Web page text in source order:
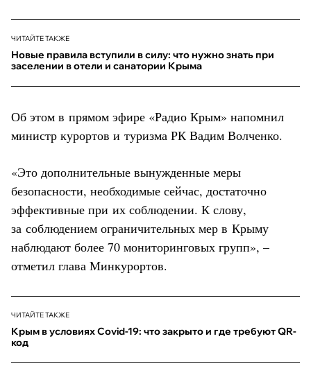
ЧИТАЙТЕ ТАКЖЕ
Новые правила вступили в силу: что нужно знать при
заселении в отели и санатории Крыма
Об этом в прямом эфире «Радио Крым» напомнил
министр курортов и туризма РК Вадим Волченко.
«Это дополнительные вынужденные меры
безопасности, необходимые сейчас, достаточно
эффективные при их соблюдении. К слову,
за соблюдением ограничительных мер в Крыму
наблюдают более 70 мониторинговых групп», –
отметил глава Минкурортов.
ЧИТАЙТЕ ТАКЖЕ
Крым в условиях Covid-19: что закрыто и где требуют QR-
код